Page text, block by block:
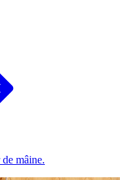
mâine.